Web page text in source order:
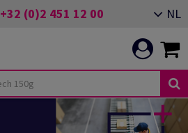
+32 (0)2 451 12 00 NL